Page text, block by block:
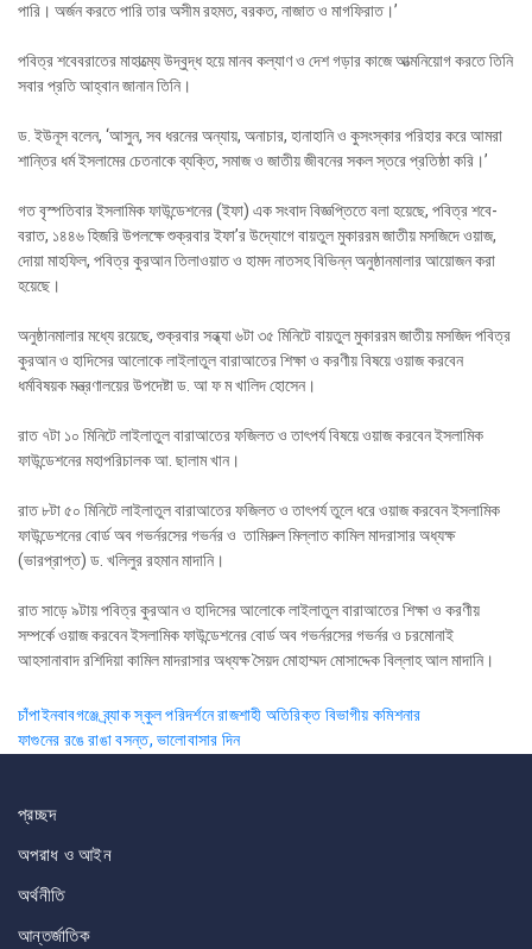
পারি। অর্জন করতে পারি তার অসীম রহমত, বরকত, নাজাত ও মাগফিরাত।’
পবিত্র শবেবরাতের মাহাত্ম্যে উদ্বুদ্ধ হয়ে মানব কল্যাণ ও দেশ গড়ার কাজে আত্মনিয়োগ করতে তিনি
সবার প্রতি আহ্বান জানান তিনি।
ড. ইউনূস বলেন, ‘আসুন, সব ধরনের অন্যায়, অনাচার, হানাহানি ও কুসংস্কার পরিহার করে আমরা
শান্তির ধর্ম ইসলামের চেতনাকে ব্যক্তি, সমাজ ও জাতীয় জীবনের সকল স্তরে প্রতিষ্ঠা করি।’
গত বৃস্পতিবার ইসলামিক ফাউন্ডেশনের (ইফা) এক সংবাদ বিজ্ঞপ্তিতে বলা হয়েছে, পবিত্র শবে-
বরাত, ১৪৪৬ হিজরি উপলক্ষে শুক্রবার ইফা’র উদ্যোগে বায়তুল মুকাররম জাতীয় মসজিদে ওয়াজ,
দোয়া মাহফিল, পবিত্র কুরআন তিলাওয়াত ও হামদ নাতসহ বিভিন্ন অনুষ্ঠানমালার আয়োজন করা
হয়েছে।
অনুষ্ঠানমালার মধ্যে রয়েছে, শুক্রবার সন্ধ্যা ৬টা ৩৫ মিনিটে বায়তুল মুকাররম জাতীয় মসজিদ পবিত্র
কুরআন ও হাদিসের আলোকে লাইলাতুল বারাআতের শিক্ষা ও করণীয় বিষয়ে ওয়াজ করবেন
ধর্মবিষয়ক মন্ত্রণালয়ের উপদেষ্টা ড. আ ফ ম খালিদ হোসেন।
রাত ৭টা ১০ মিনিটে লাইলাতুল বারাআতের ফজিলত ও তাৎপর্য বিষয়ে ওয়াজ করবেন ইসলামিক
ফাউন্ডেশনের মহাপরিচালক আ. ছালাম খান।
রাত ৮টা ৫০ মিনিটে লাইলাতুল বারাআতের ফজিলত ও তাৎপর্য তুলে ধরে ওয়াজ করবেন ইসলামিক
ফাউন্ডেশনের বোর্ড অব গভর্নরসের গভর্নর ও তামিরুল মিল্লাত কামিল মাদরাসার অধ্যক্ষ
(ভারপ্রাপ্ত) ড. খলিলুর রহমান মাদানি।
রাত সাড়ে ৯টায় পবিত্র কুরআন ও হাদিসের আলোকে লাইলাতুল বারাআতের শিক্ষা ও করণীয়
সম্পর্কে ওয়াজ করবেন ইসলামিক ফাউন্ডেশনের বোর্ড অব গভর্নরসের গভর্নর ও চরমোনাই
আহসানাবাদ রশিদিয়া কামিল মাদরাসার অধ্যক্ষ সৈয়দ মোহাম্মদ মোসাদ্দেক বিল্লাহ আল মাদানি।
Post
navigation
চাঁপাইনবাবগঞ্জে ব্র্যাক স্কুল পরিদর্শনে রাজশাহী অতিরিক্ত বিভাগীয় কমিশনার
ফাগুনের রঙে রাঙা বসন্ত, ভালোবাসার দিন
প্রচ্ছদ
অপরাধ ও আইন
অর্থনীতি
আন্তর্জাতিক